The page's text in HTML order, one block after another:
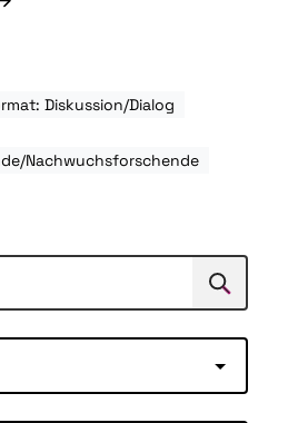
Diskussion/Dialog
Nachwuchsforschende
Suchen